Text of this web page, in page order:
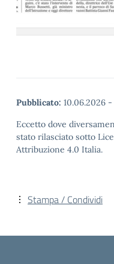
Pubblicato: 10.06.2026 -
Eccetto dove
stato rilasciato sotto
Attribuzione 4.0 Italia.
Stampa / Condividi